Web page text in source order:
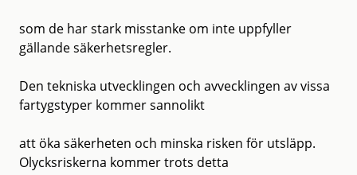
som de har stark misstanke om inte uppfyller
gällande säkerhetsregler.
Den tekniska utvecklingen och avvecklingen av vissa
fartygstyper kommer sannolikt
att öka säkerheten och minska risken för utsläpp.
Olycksriskerna kommer trots detta